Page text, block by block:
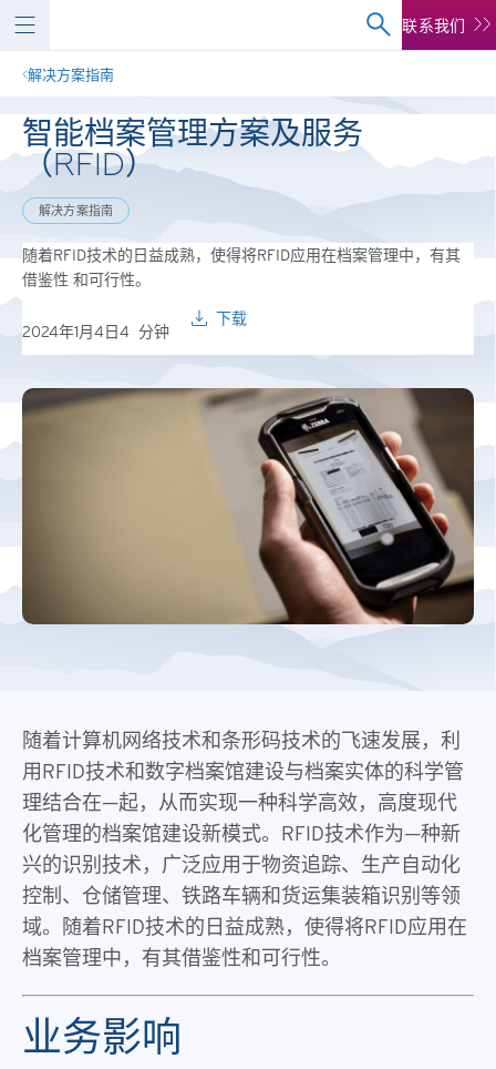
联系我们
解决方案指南
智能档案管理方案及服务
（RFID）
解决方案指南
随着RFID技术的日益成熟，使得将RFID应用在档案管理中，有其
借鉴性 和可行性。
2024年1月4日4 分钟
下载
随着计算机网络技术和条形码技术的飞速发展，利
用RFID技术和数字档案馆建设与档案实体的科学管
理结合在—起，从而实现一种科学高效，高度现代
化管理的档案馆建设新模式。RFID技术作为—种新
兴的识别技术，广泛应用于物资追踪、生产自动化
控制、仓储管理、铁路车辆和货运集装箱识别等领
域。随着RFID技术的日益成熟，使得将RFID应用在
档案管理中，有其借鉴性和可行性。
业务影响